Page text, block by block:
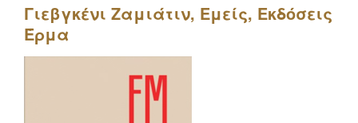
Γιεβγκένι Ζαμιάτιν, Εμείς, Εκδόσεις
Έρμα